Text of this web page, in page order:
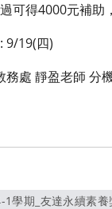
可得4000元補助
9/19(四)
務處 靜盈老師 分
1學期_友達永續素